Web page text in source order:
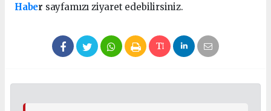
Haber sayfamızı ziyaret edebilirsiniz.